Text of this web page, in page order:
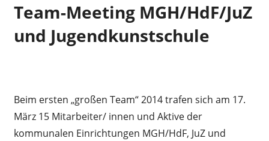
Team-Meeting MGH/HdF/JuZ
und Jugendkunstschule
Beim ersten „großen Team“ 2014 trafen sich am 17.
März 15 Mitarbeiter/ innen und Aktive der
kommunalen Einrichtungen MGH/HdF, JuZ und